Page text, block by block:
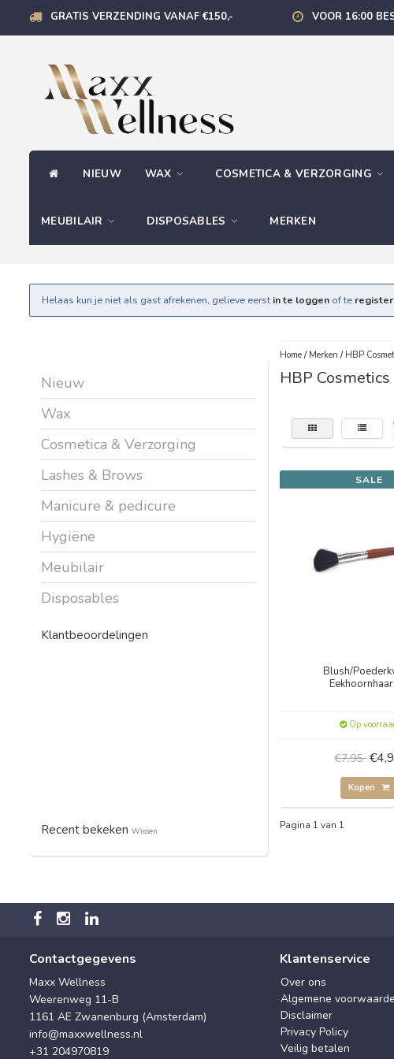
GRATIS VERZENDING VANAF €150,- VOOR 16:00
NIEUW WAX COSMETICA & VERZORGING
MEUBILAIR DISPOSABLES MERKEN
Helaas kun je niet als gast afrekenen, gelieve eerst in te loggen of te
Nieuw
Wax
Cosmetica & Verzorging
Lashes & Brows
Manicure & pedicure
Hygiëne
Meubilair
Disposables
Klantbeoordelingen
Recent bekeken Wissen
Home/ Merken / HBP
HBP Cosmetics
SALE
Blush/
Op
€7,95
Kopen
Pagina 1 van 1
Contactgegevens
Maxx Wellness
Weerenweg 11-B
1161 AE Zwanenburg (Amsterdam)
info@maxxwellness.nl
+31 204970819
Klantenservice
Over ons
Algemene
Disclaimer
Privacy Policy
Veilig betalen